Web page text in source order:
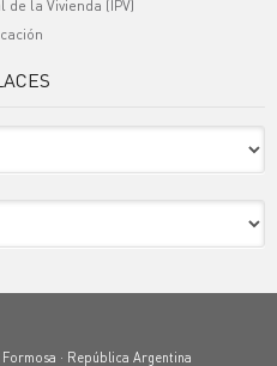
la Vivienda (IPV)
· República Argentina